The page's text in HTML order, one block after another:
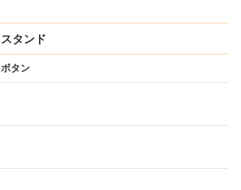
スタンド
ボタン